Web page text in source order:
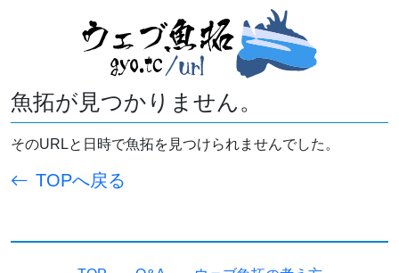
魚拓が見つかりません。
そのURLと日時で魚拓を見つけられませんでした。
TOPへ戻る